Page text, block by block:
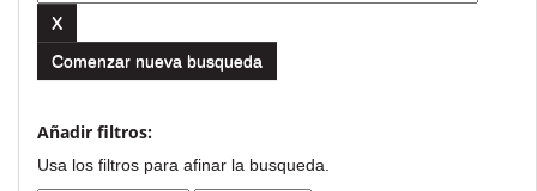
Comenzar nueva busqueda
Añadir filtros:
Usa los filtros para afinar la busqueda.